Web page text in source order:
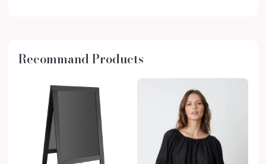
Recommand Products